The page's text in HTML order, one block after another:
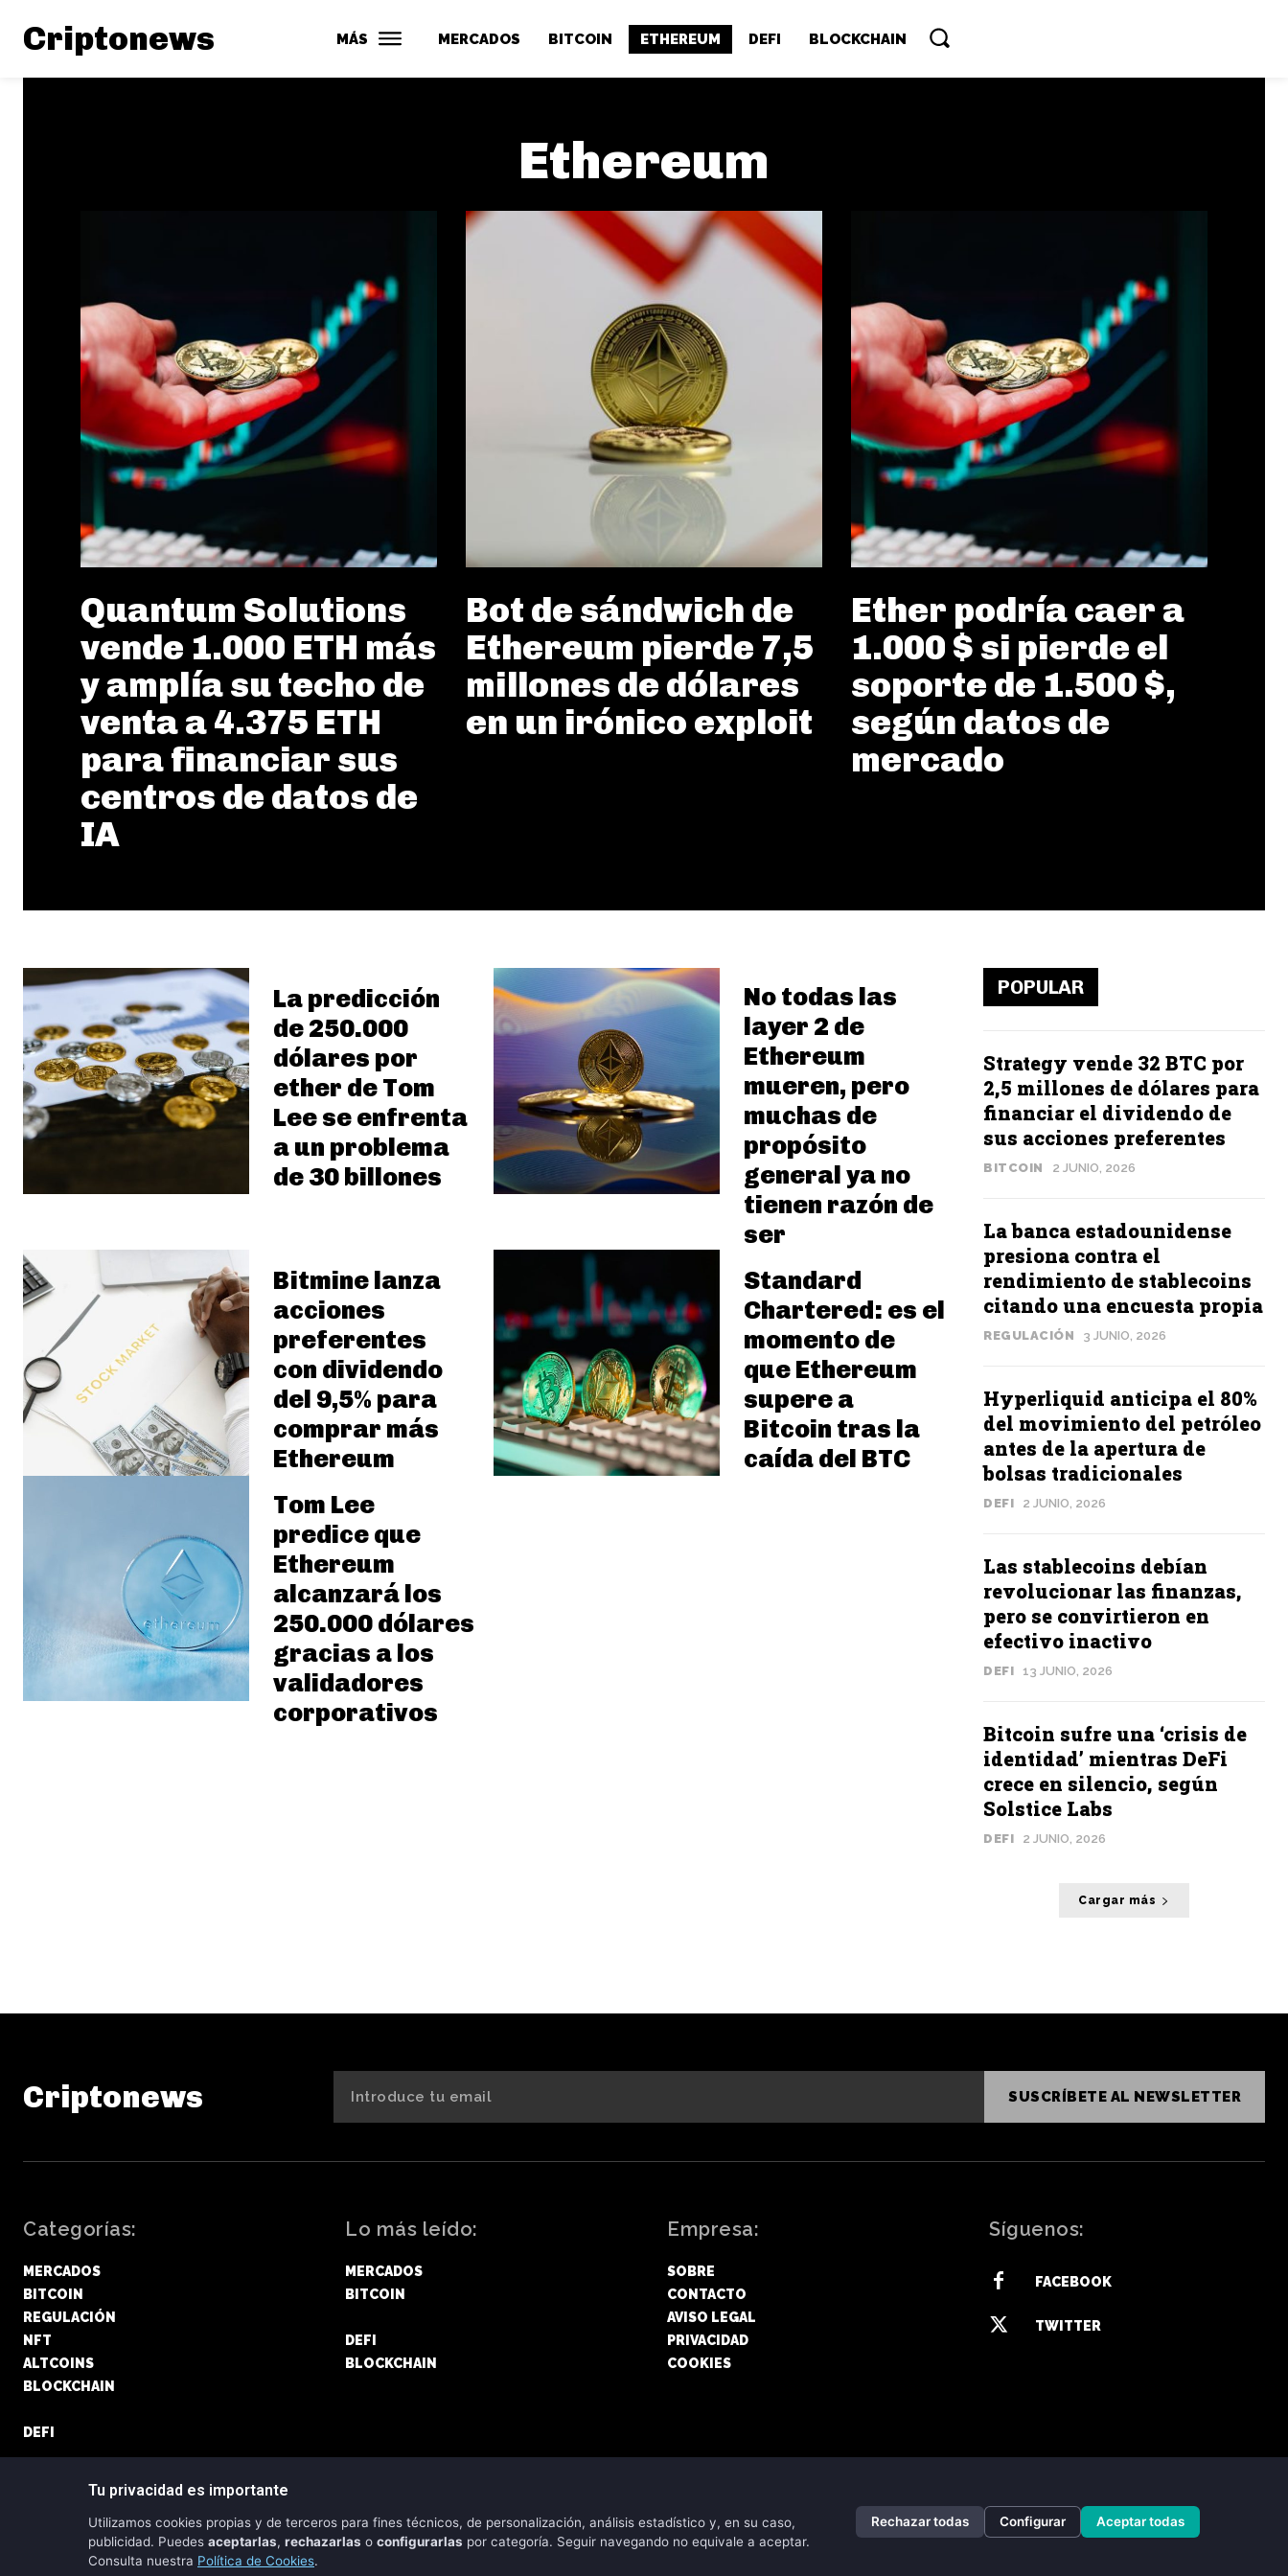
Criptonews MÁS MERCADOS BITCOIN ETHEREUM DEFI BLOCKCHAIN
Ethereum
Quantum Solutions
vende 1.000 ETH más
y amplía su techo de
venta a 4.375 ETH
para financiar sus
centros de datos de
IA
Bot de sándwich de
Ethereum pierde 7,5
millones de dólares
en un irónico exploit
Ether podría caer a
1.000 $ si pierde el
soporte de 1.500 $,
según datos de
mercado
La predicción
de 250.000
dólares por
ether de Tom
Lee se enfrenta
a un problema
de 30 billones
No todas las
layer 2 de
Ethereum
mueren, pero
muchas de
propósito
general ya no
tienen razón de
ser
Bitmine lanza
acciones
preferentes
con dividendo
del 9,5% para
comprar más
Ethereum
Standard
Chartered: es el
momento de
que Ethereum
supere a
Bitcoin tras la
caída del BTC
Tom Lee
predice que
Ethereum
alcanzará los
250.000 dólares
gracias a los
validadores
corporativos
POPULAR
Strategy vende 32 BTC por
2,5 millones de dólares para
financiar el dividendo de
sus acciones preferentes
BITCOIN 2 JUNIO, 2026
La banca estadounidense
presiona contra el
rendimiento de stablecoins
citando una encuesta propia
REGULACIÓN 3 JUNIO, 2026
Hyperliquid anticipa el 80%
del movimiento del petróleo
antes de la apertura de
bolsas tradicionales
DEFI 2 JUNIO, 2026
Las stablecoins debían
revolucionar las finanzas,
pero se convirtieron en
efectivo inactivo
DEFI 13 JUNIO, 2026
Bitcoin sufre una ‘crisis de
identidad’ mientras DeFi
crece en silencio, según
Solstice Labs
DEFI 2 JUNIO, 2026
Cargar más
Criptonews SUSCRÍBETE AL NEWSLETTER
Categorías:
MERCADOS
BITCOIN
REGULACIÓN
NFT
ALTCOINS
BLOCKCHAIN
DEFI
Lo más leído:
MERCADOS
BITCOIN
DEFI
BLOCKCHAIN
Empresa:
SOBRE
CONTACTO
AVISO LEGAL
PRIVACIDAD
COOKIES
Síguenos:
FACEBOOK
TWITTER
Copyright © 2026 - CRIPTONEWS
Tu privacidad es importante
Utilizamos cookies propias y de terceros para fines técnicos, de personalización, análisis estadístico y, en su caso,
publicidad. Puedes aceptarlas, rechazarlas o configurarlas por categoría. Seguir navegando no equivale a aceptar.
Consulta nuestra Política de Cookies.
Rechazar todas Configurar Aceptar todas